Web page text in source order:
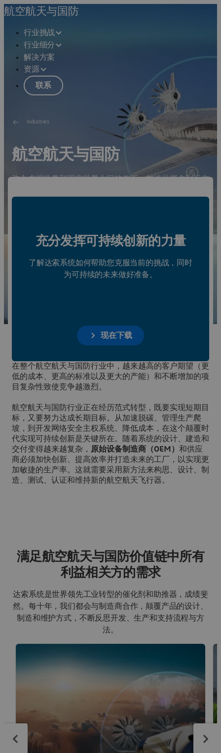
航空航天与国防
行业挑战
行业细分
解决方案
资源
联系
Industries
航空航天与国防
弥合虚拟世界和现实世界之间的差距，加速从概念到运作
充分发挥可持续创新的力量
了解达索系统如何帮助您克服当前的挑战，同时
为可持续的未来做好准备。
现在下载
在整个航空航天与国防行业中，越来越高的客户期望（更
低的成本、更高的标准以及更大的产能）和不断增加的项
目复杂性致使竞争越激烈。
航空航天与国防行业正在经历范式转型，既要实现短期目
标，又要努力达成长期目标。从加速脱碳、管理生产爬
坡，到开发网络安全主权系统、降低成本，在这个颠覆时
代实现可持续创新是关键所在。随着系统的设计、建造和
交付变得越来越复杂， 原始设备制造商（OEM） 和供应
商必须加快创新、提高效率并打造未来的工厂，以实现更
加敏捷的生产率。这就需要采用新方法来构思、设计、制
造、测试、认证和维持新的航空航天飞行器。
满足航空航天与国防价值链中所有
利益相关方的需求
达索系统是世界领先工业转型的催化剂和助推器，成绩斐
然。每十年，我们都会与制造商合作，颠覆产品的设计、
制造和维护方式，不断反思开发、生产和支持流程与方
法。